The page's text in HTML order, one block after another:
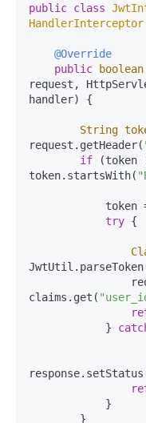
public class
HandlerInterceptor
@Override
public boolean
request,
handler)
{
String
request.getHeader(
if (token
token.startsWith(
try {
claims.get(
            }